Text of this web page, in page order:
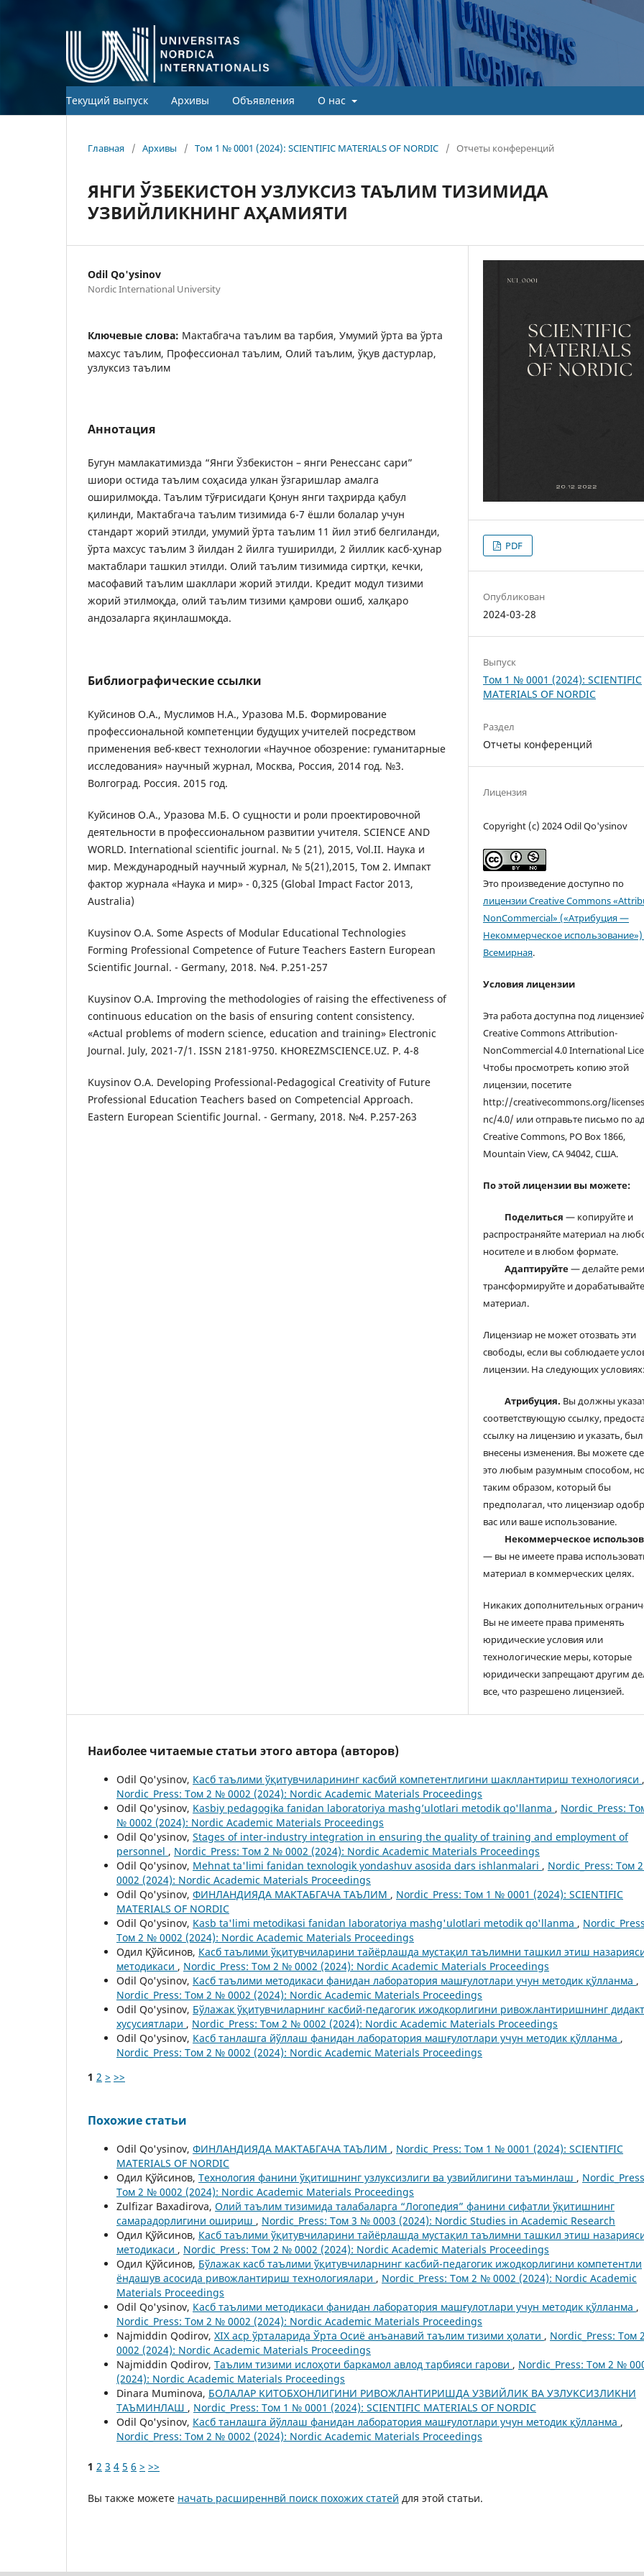
Текущий выпуск Архивы Объявления О нас
Главная / Архивы / Том 1 № 0001 (2024): SCIENTIFIC MATERIALS OF NORDIC / Отчеты конференций
ЯНГИ ЎЗБЕКИСТОН УЗЛУКСИЗ ТАЪЛИМ ТИЗИМИДА
УЗВИЙЛИКНИНГ АҲАМИЯТИ
Odil Qo'ysinov
Nordic International University
Ключевые слова: Мактабгача таълим ва тарбия, Умумий ўрта ва ўрта
махсус таълим, Профессионал таълим, Олий таълим, ўқув дастурлар,
узлуксиз таълим
Аннотация
Бугун мамлакатимизда “Янги Ўзбекистон – янги Ренессанс сари”
шиори остида таълим соҳасида улкан ўзгаришлар амалга
оширилмоқда. Таълим тўғрисидаги Қонун янги таҳрирда қабул
қилинди, Мактабгача таълим тизимида 6-7 ёшли болалар учун
стандарт жорий этилди, умумий ўрта таълим 11 йил этиб белгиланди,
ўрта махсус таълим 3 йилдан 2 йилга туширилди, 2 йиллик касб-ҳунар
мактаблари ташкил этилди. Олий таълим тизимида сиртқи, кечки,
масофавий таълим шакллари жорий этилди. Кредит модул тизими
жорий этилмоқда, олий таълим тизими қамрови ошиб, халқаро
андозаларга яқинлашмоқда.
Библиографические ссылки
Куйсинов О.А., Муслимов Н.А., Уразова М.Б. Формирование
профессиональной компетенции будущих учителей посредством
применения веб-квест технологии «Научное обозрение: гуманитарные
исследования» научный журнал, Москва, Россия, 2014 год. №3.
Волгоград. Россия. 2015 год.
Куйсинов О.А., Уразова М.Б. О сущности и роли проектировочной
деятельности в профессиональном развитии учителя. SCIENCE AND
WORLD. International scientific journal. № 5 (21), 2015, Vol.II. Наука и
мир. Международный научный журнал, № 5(21),2015, Том 2. Импакт
фактор журнала «Наука и мир» - 0,325 (Global Impact Factor 2013,
Australia)
Kuysinov O.A. Some Aspects of Modular Educational Technologies
Forming Professional Competence of Future Teachers Eastern European
Scientific Journal. - Germany, 2018. №4. Р.251-257
Kuysinov O.A. Improving the methodologies of raising the effectiveness of
continuous education on the basis of ensuring content consistency.
«Actual problems of modern science, education and training» Electronic
Journal. July, 2021-7/1. ISSN 2181-9750. KHOREZMSCIENCE.UZ. P. 4-8
Kuysinov O.A. Developing Professional-Pedagogical Creativity of Future
Professional Education Teachers based on Competencial Approach.
Eastern European Scientific Journal. - Germany, 2018. №4. Р.257-263
PDF
Опубликован
2024-03-28
Выпуск
Том 1 № 0001 (2024): SCIENTIFIC
MATERIALS OF NORDIC
Раздел
Отчеты конференций
Лицензия
Copyright (c) 2024 Odil Qo'ysinov
Это произведение доступно по
лицензии Creative Commons
NonCommercial» («Атрибуция —
Некоммерческое использование»)
Всемирная.
Условия лицензии
Эта работа доступна под
Creative Commons Attribution-
NonCommercial 4.0 International
Чтобы просмотреть копию этой
лицензии, посетите
http://creativecommons.org/
nc/4.0/ или отправьте письмо по
Creative Commons, PO Box 1866,
Mountain View, CA 94042, США.
По этой лицензии вы можете:
Поделиться — копируйте и
распространяйте материал на
носителе и в любом формате.
Адаптируйте— делайте
трансформируйте и дорабатывайте
материал.
Лицензиар не может отозвать эти
свободы, если вы соблюдаете
лицензии. На следующих условиях:
Атрибуция. Вы должны
соответствующую ссылку,
ссылку на лицензию и указать,
внесены изменения. Вы можете
это любым разумным способом,
таким образом, который бы
предполагал, что лицензиар
вас или ваше использование.
Некоммерческое
— вы не имеете права
материал в коммерческих целях.
Никаких дополнительных
Вы не имеете права применять
юридические условия или
технологические меры, которые
юридически запрещают другим
все, что разрешено лицензией.
Наиболее читаемые статьи этого автора (авторов)
Odil Qo'ysinov, Касб таълими ўқитувчиларининг касбий компетентлигини шакллантириш технологияси ,
Nordic_Press: Том 2 № 0002 (2024): Nordic Academic Materials Proceedings
Odil Qo'ysinov, Kasbiy pedagogika fanidan laboratoriya mashg’ulotlari metodik qo'llanma , Nordic_Press:
№ 0002 (2024): Nordic Academic Materials Proceedings
Odil Qo'ysinov, Stages of inter-industry integration in ensuring the quality of training and employment of
personnel , Nordic_Press: Том 2 № 0002 (2024): Nordic Academic Materials Proceedings
Odil Qo'ysinov, Mehnat ta'limi fanidan texnologik yondashuv asosida dars ishlanmalari , Nordic_Press: Том
0002 (2024): Nordic Academic Materials Proceedings
Odil Qo'ysinov, ФИНЛАНДИЯДА МАКТАБГАЧА ТАЪЛИМ , Nordic_Press: Том 1 № 0001 (2024): SCIENTIFIC
MATERIALS OF NORDIC
Odil Qo'ysinov, Kasb ta'limi metodikasi fanidan laboratoriya mashg'ulotlari metodik qo'llanma ,
Том 2 № 0002 (2024): Nordic Academic Materials Proceedings
Одил Қўйсинов, Касб таълими ўқитувчиларини тайёрлашда мустақил таълимни ташкил этиш
методикаси , Nordic_Press: Том 2 № 0002 (2024): Nordic Academic Materials Proceedings
Odil Qo'ysinov, Касб таълими методикаси фанидан лаборатория машғулотлари учун методик қўлланма ,
Nordic_Press: Том 2 № 0002 (2024): Nordic Academic Materials Proceedings
Odil Qo'ysinov, Бўлажак ўқитувчиларнинг касбий-педагогик ижодкорлигини ривожлантиришнинг
хусусиятлари , Nordic_Press: Том 2 № 0002 (2024): Nordic Academic Materials Proceedings
Odil Qo'ysinov, Касб танлашга йўллаш фанидан лаборатория машғулотлари учун методик қўлланма ,
Nordic_Press: Том 2 № 0002 (2024): Nordic Academic Materials Proceedings
1 2 > >>
Похожие статьи
Odil Qo'ysinov, ФИНЛАНДИЯДА МАКТАБГАЧА ТАЪЛИМ , Nordic_Press: Том 1 № 0001 (2024): SCIENTIFIC
MATERIALS OF NORDIC
Одил Қўйсинов, Технология фанини ўқитишнинг узлуксизлиги ва узвийлигини таъминлаш ,
Том 2 № 0002 (2024): Nordic Academic Materials Proceedings
Zulfizar Baxadirova, Олий таълим тизимида талабаларга “Логопедия” фанини сифатли ўқитишнинг
самарадорлигини ошириш , Nordic_Press: Том 3 № 0003 (2024): Nordic Studies in Academic Research
Одил Қўйсинов, Касб таълими ўқитувчиларини тайёрлашда мустақил таълимни ташкил этиш
методикаси , Nordic_Press: Том 2 № 0002 (2024): Nordic Academic Materials Proceedings
Одил Қўйсинов, Бўлажак касб таълими ўқитувчиларнинг касбий-педагогик ижодкорлигини компетентли
ёндашув асосида ривожлантириш технологиялари , Nordic_Press: Том 2 № 0002 (2024): Nordic Academic
Materials Proceedings
Odil Qo'ysinov, Касб таълими методикаси фанидан лаборатория машғулотлари учун методик қўлланма ,
Nordic_Press: Том 2 № 0002 (2024): Nordic Academic Materials Proceedings
Najmiddin Qodirov, XIX аср ўрталарида Ўрта Осиё анъанавий таълим тизими ҳолати , Nordic_Press: Том
0002 (2024): Nordic Academic Materials Proceedings
Najmiddin Qodirov, Таълим тизими ислоҳоти баркамол авлод тарбияси гарови , Nordic_Press: Том 2 №
(2024): Nordic Academic Materials Proceedings
Dinara Muminova, БOЛAЛAP KИTOБXOHЛИГИHИ PИBOЖЛAHTИPИШДA У3BИЙЛИK BA УЗЛУKCИ3ЛИKHИ
TAЪMИHЛAШ , Nordic_Press: Том 1 № 0001 (2024): SCIENTIFIC MATERIALS OF NORDIC
Odil Qo'ysinov, Касб танлашга йўллаш фанидан лаборатория машғулотлари учун методик қўлланма ,
Nordic_Press: Том 2 № 0002 (2024): Nordic Academic Materials Proceedings
1 2 3 4 5 6 > >>
Вы также можете начать расширеннвй поиск похожих статей для этой статьи.